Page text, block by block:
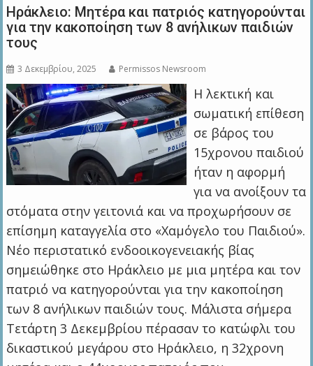
Ηράκλειο: Μητέρα και πατριός κατηγορούνται
για την κακοποίηση των 8 ανήλικων παιδιών
τους
3 Δεκεμβρίου, 2025 Permissos Newsroom
Η λεκτική και
σωματική επίθεση
σε βάρος του
15χρονου παιδιού
ήταν η αφορμή
για να ανοίξουν τα
στόματα στην γειτονιά και να προχωρήσουν σε
επίσημη καταγγελία στο «Χαμόγελο του Παιδιού».
Νέο περιστατικό ενδοοικογενειακής βίας
σημειώθηκε στο Ηράκλειο με μια μητέρα και τον
πατριό να κατηγορούνται για την κακοποίηση
των 8 ανήλικων παιδιών τους. Μάλιστα σήμερα
Τετάρτη 3 Δεκεμβρίου πέρασαν το κατώφλι του
δικαστικού μεγάρου στο Ηράκλειο, η 32χρονη